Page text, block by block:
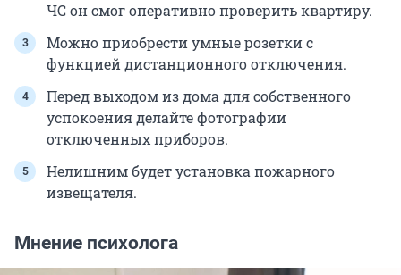
ЧС он смог оперативно проверить квартиру.
Можно приобрести умные розетки с
функцией дистанционного отключения.
Перед выходом из дома для собственного
успокоения делайте фотографии
отключенных приборов.
Нелишним будет установка пожарного
извещателя.
Мнение психолога